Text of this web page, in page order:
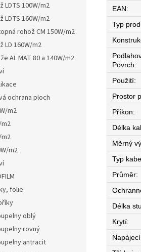
LDTS 100W/m2
LDTS 160W/m2
rohož CM 150W/m2
LD 160W/m2
AL MAT 80 a 140W/m2
ochrana ploch
m2
m2
folie
oblý
rovný
antracit
EAN:
Typ
Povrch:
Použití:
Prostor
Příkon:
Délka
Měrný
Typ
Průměr:
Délka
Krytí: